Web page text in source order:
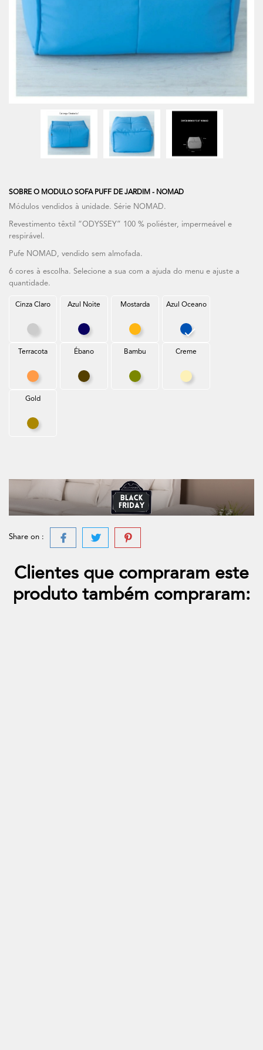
SOBRE O MODULO SOFA PUFF DE JARDIM - NOMAD
Módulos vendidos à unidade. Série NOMAD.
Revestimento têxtil “ODYSSEY” 100 % poliéster, impermeável e
respirável.
Pufe NOMAD, vendido sem almofada.
6 cores à escolha. Selecione a sua com a ajuda do menu e ajuste a
quantidade.
Cinza Claro Azul Noite
Azul Noite
Mostarda
Mostarda
Azul Oceano
Azul Oceano
Terracota
Terracota
Ébano
Ébano
Bambu
Bambu
Creme
Creme
Gold
Gold
Share on :
Clientes que compraram este
produto também compraram: